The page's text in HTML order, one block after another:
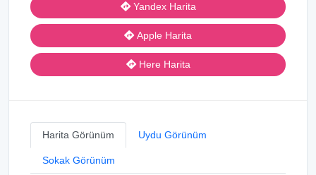
Yandex Harita
Apple Harita
Here Harita
Harita Görünüm Uydu Görünüm
Sokak Görünüm